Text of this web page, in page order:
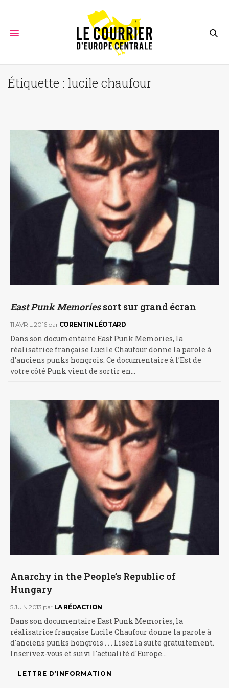
Étiquette : lucile chaufour
East Punk Memoriessort sur grand écran
11 AVRIL 2016 par CORENTIN LÉOTARD
Dans son documentaire East Punk Memories, la
réalisatrice française Lucile Chaufour donne la parole à
d’anciens punks hongrois. Ce documentaire à l’Est de
votre côté Punk vient de sortir en…
Anarchy in the People’s Republic of
Hungary
5 JUIN 2013 par LA RÉDACTION
Dans son documentaire East Punk Memories, la
réalisatrice française Lucile Chaufour donne la parole à
d'anciens punks hongrois . . . Lisez la suite gratuitement.
Inscrivez-vous et suivi l'actualité d'Europe…
LETTRE D’INFORMATION